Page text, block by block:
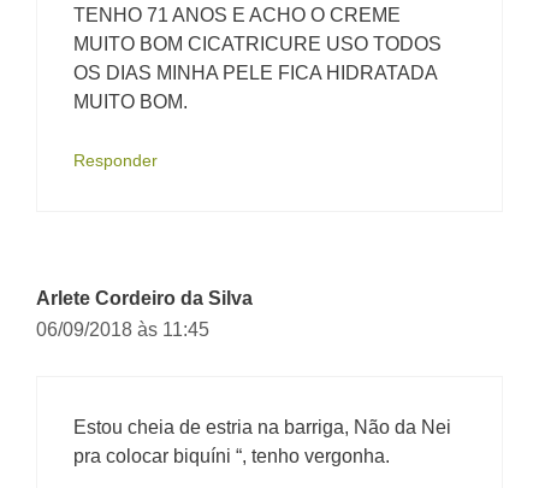
TENHO 71 ANOS E ACHO O CREME
MUITO BOM CICATRICURE USO TODOS
OS DIAS MINHA PELE FICA HIDRATADA
MUITO BOM.
Responder
Arlete Cordeiro da Silva
06/09/2018 às 11:45
Estou cheia de estria na barriga, Não da Nei
pra colocar biquíni “, tenho vergonha.